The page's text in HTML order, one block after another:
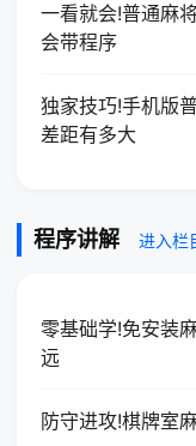
一看就会!普通麻
会带程序
独家技巧!手机版
差距有多大
程序讲解 进入栏
零基础学!免安装
远
防守进攻!棋牌室